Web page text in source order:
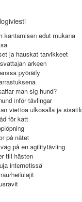
kantamisen edut mukana
ja hauskat tarvikkeet
arkeen
pyöräily
man sig hund?
inför tävlingar
viettoa ulkosalla ja
för katt
på nätet
på en agilitytävling
till hästen
internetissä